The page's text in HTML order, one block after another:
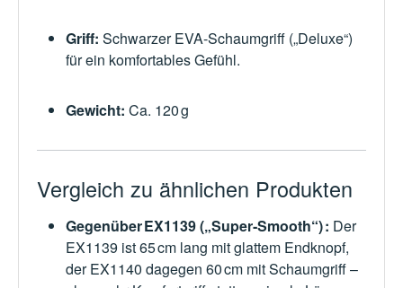
Griff: Schwarzer EVA-Schaumgriff („Deluxe“)
für ein komfortables Gefühl.
Gewicht: Ca. 120 g
Vergleich zu ähnlichen Produkten
Gegenüber EX1139 („Super‑Smooth“) : Der
EX1139 ist 65 cm lang mit glattem Endknopf,
der EX1140 dagegen 60 cm mit Schaumgriff –